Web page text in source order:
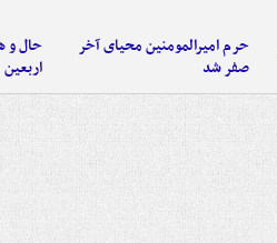
حرم امیرالمومنین محیای آخر
صفر شد
حال و
اربعین